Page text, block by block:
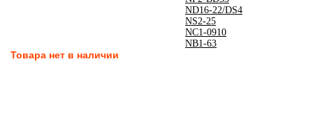
ND16-22/DS4
NS2-25
NC1-0910
NB1-63
Товара нет в наличии